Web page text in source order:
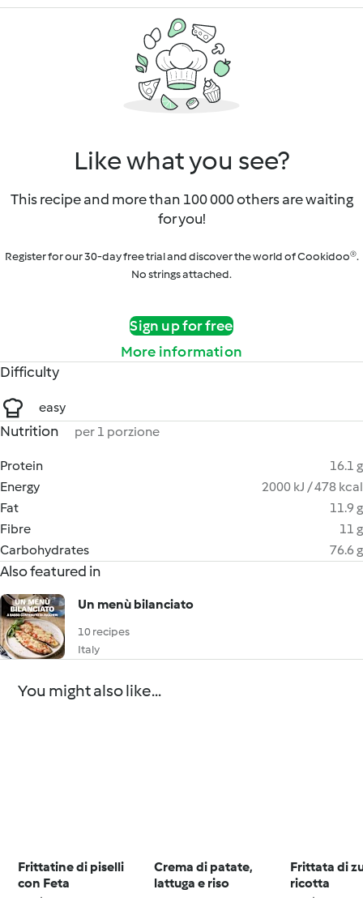
Like what you see?
This recipe and more than 100 000 others are waiting
for you!
Register for our 30-day free trial and discover the world of Cookidoo®.
No strings attached.
Sign up for free
More information
Difficulty
easy
Nutrition per 1 porzione
Protein
16.1 g
Energy
2000 kJ / 478 kcal
Fat
11.9 g
Fibre
11 g
Carbohydrates
76.6 g
Also featured in
Un menù bilanciato
10 recipes
Italy
You might also like...
Frittatine di piselli
con Feta
Crema di patate,
lattuga e riso
Frittata di
ricotta